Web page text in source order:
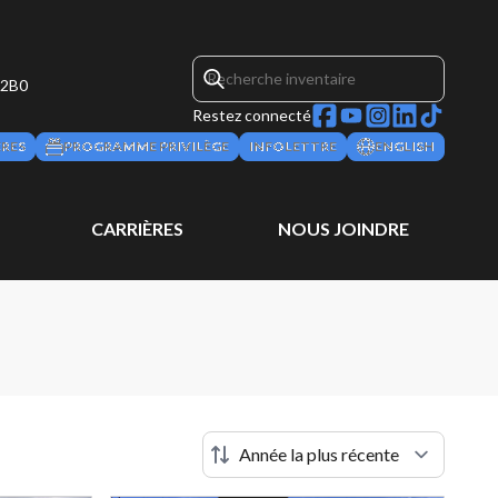
Restez connecté
PROGRAMME PRIVILÈGE INFOLETTRE ENGLISH
CARRIÈRES NOUS JOINDRE